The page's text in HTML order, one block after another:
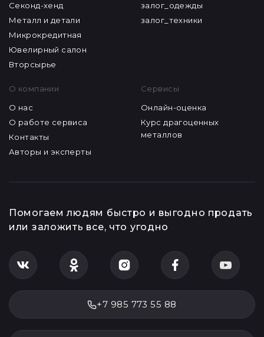
Секонд-хенд
Металл и детали
Микрокредитная
Ювелирный салон
Вторсырье
залог_одежды
залог_техники
О компании
О нас
О работе сервиса
Контакты
Авторы и эксперты
Сервисы
Онлайн-оценка
Курс драгоценных
металлов
Помогаем людям быстро и выгодно продать
или заложить все, что угодно
+7 985 773 55 88